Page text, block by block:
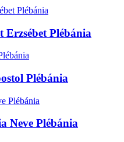
Plébánia
Plébánia
Neve Plébánia